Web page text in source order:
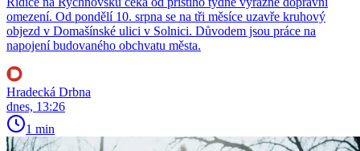
omezení. Od pondělí 10. srpna se na tři měsíce uzavře kruhový
objezd v Domašínské ulici v Solnici. Důvodem jsou práce na
napojení budovaného obchvatu města.
Hradecká Drbna
dnes, 13:26
1 min